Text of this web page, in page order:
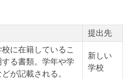
提出先
に在籍しているこ
する書類。学年や学
が記載される。
新しい
学校